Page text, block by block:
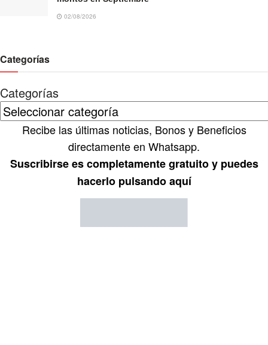
02/08/2026
Categorías
Categorías
Recibe las últimas noticias, Bonos y Beneficios
directamente en Whatsapp.
Suscribirse es completamente gratuito y puedes
hacerlo pulsando aquí